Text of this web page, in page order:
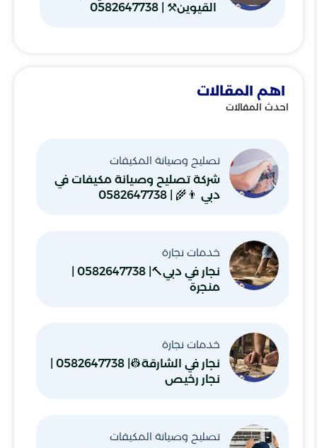
القيوين⚒️ | 0582647738
اهم المقالات
احدث المقالات
تصليح وصيانة المكيفات
شركة تصليح وصيانة مكيفات في
دبي 👨‍🌾 | 0582647738
خدمات نجارة
منجرة
خدمات نجارة
نجار رخيص
تصليح وصيانة المكيفات